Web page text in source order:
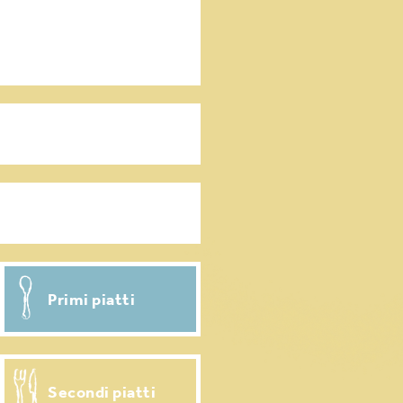
Primi piatti
Secondi piatti